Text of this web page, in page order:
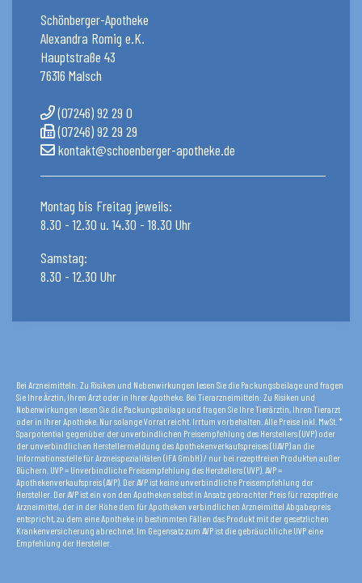
Schönberger-Apotheke
Alexandra Romig e.K.
Hauptstraße 43
76316 Malsch
(07246) 92 29 0
(07246) 92 29 29
kontakt@schoenberger-apotheke.de
Montag bis Freitag jeweils:
8.30 - 12.30 u. 14.30 - 18.30 Uhr
Samstag:
8.30 - 12.30 Uhr
Bei Arzneimitteln: Zu Risiken und Nebenwirkungen lesen Sie die Packungsbeilage und fragen
Sie Ihre Ärztin, Ihren Arzt oder in Ihrer Apotheke. Bei Tierarzneimitteln: Zu Risiken und
Nebenwirkungen lesen Sie die Packungsbeilage und fragen Sie Ihre Tierärztin, Ihren Tierarzt
oder in Ihrer Apotheke. Nur solange Vorrat reicht. Irrtum vorbehalten. Alle Preise inkl. MwSt. *
Sparpotential gegenüber der unverbindlichen Preisempfehlung des Herstellers (UVP) oder
der unverbindlichen Herstellermeldung des Apothekenverkaufspreises (UAVP) an die
Informationsstelle für Arzneispezialitäten (IFA GmbH) / nur bei rezeptfreien Produkten außer
Büchern. UVP = Unverbindliche Preisempfehlung des Herstellers (UVP). AVP =
Apothekenverkaufspreis (AVP). Der AVP ist keine unverbindliche Preisempfehlung der
Hersteller. Der AVP ist ein von den Apotheken selbst in Ansatz gebrachter Preis für rezeptfreie
Arzneimittel, der in der Höhe dem für Apotheken verbindlichen Arzneimittel Abgabepreis
entspricht, zu dem eine Apotheke in bestimmten Fällen das Produkt mit der gesetzlichen
Krankenversicherung abrechnet. Im Gegensatz zum AVP ist die gebräuchliche UVP eine
Empfehlung der Hersteller.